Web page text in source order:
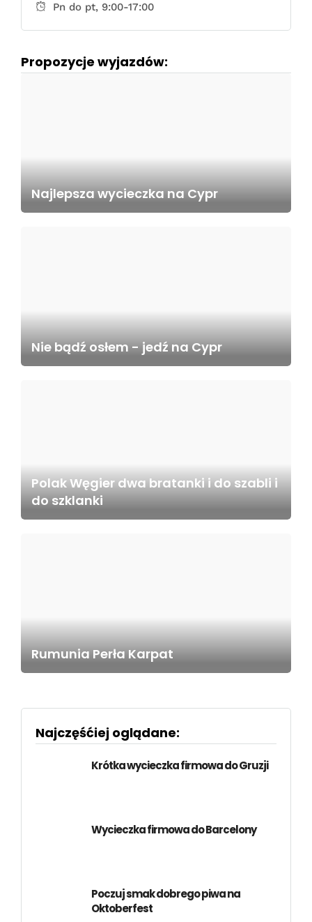
Pn do pt, 9:00-17:00
Propozycje wyjazdów:
Najlepsza wycieczka na Cypr
Nie bądź osłem - jedź na Cypr
Polak Węgier dwa bratanki i do szabli i
do szklanki
Rumunia Perła Karpat
Najczęśćiej oglądane:
Krótka wycieczka firmowa do Gruzji
Wycieczka firmowa do Barcelony
Poczuj smak dobrego piwa na
Oktoberfest